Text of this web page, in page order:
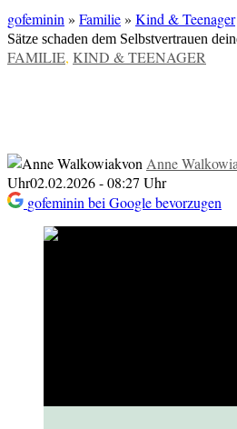
gofeminin » Familie» Kind & Teenager
Sätze schaden dem Selbstvertrauen
VERÖFFENTLICHT
FAMILIE, KIND & TEENAGER
von Anne
Uhr02.02.2026 - 08:27 Uhr
gofeminin bei Google bevorzugen